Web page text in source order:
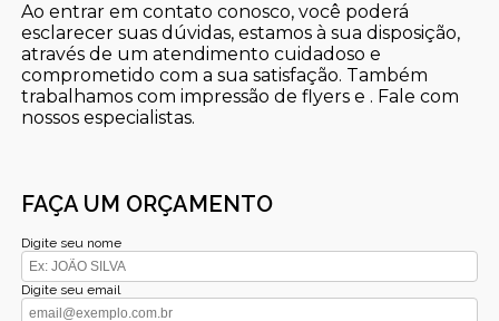
Ao entrar em contato conosco, você poderá
esclarecer suas dúvidas, estamos à sua disposição,
através de um atendimento cuidadoso e
comprometido com a sua satisfação. Também
trabalhamos com impressão de flyers e . Fale com
nossos especialistas.
FAÇA UM ORÇAMENTO
Digite seu nome
Digite seu email